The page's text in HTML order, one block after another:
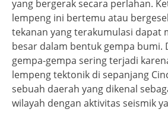
yang bergerak secara perlahan.
lempeng ini bertemu atau
tekanan yang terakumulasi dapat
besar dalam bentuk gempa bumi.
gempa-gempa sering terjadi
lempeng tektonik di sepanjang
sebuah daerah yang dikenal
wilayah dengan aktivitas seismik